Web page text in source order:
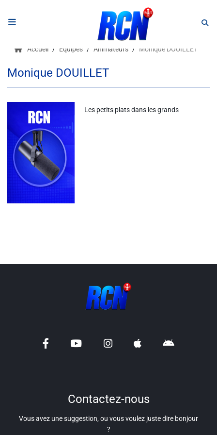
RADIO
Podcasts
Programmes
Faire un don
Evènements
Météo Nice
MEDIAS
Ecrire à RCN
Accueil Equipes Animateurs Monique DOUILLET
Monique DOUILLET
Les petits plats dans les grands
Contactez-nous
Vous avez une suggestion, ou vous voulez juste dire bonjour
?